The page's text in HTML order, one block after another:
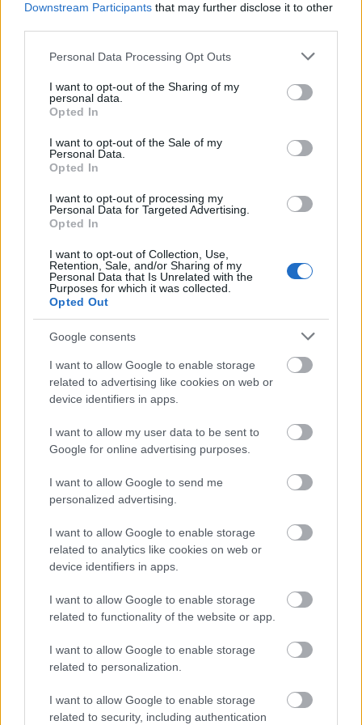
Downstream Participants that may further disclose it to other
Please note that this website/app uses one or more Google
not limited to your visit or usage behaviour. You may click to
grant or deny consent to Google and its third-party tags to
use your data for below specified purposes in below Google
consent section.
Personal Data Processing Opt Outs
I want to opt-out of the Sharing of my
personal data.
Opted In
I want to opt-out of the Sale of my
Personal Data.
Opted In
I want to opt-out of processing my
Personal Data for Targeted Advertising.
Opted In
I want to opt-out of Collection, Use,
Retention, Sale, and/or Sharing of my
Personal Data that Is Unrelated with the
Purposes for which it was collected.
Opted Out
Google consents
I want to allow Google to enable storage
related to advertising like cookies on web or
device identifiers in apps.
I want to allow my user data to be sent to
Google for online advertising purposes.
I want to allow Google to send me
personalized advertising.
I want to allow Google to enable storage
related to analytics like cookies on web or
device identifiers in apps.
I want to allow Google to enable storage
related to functionality of the website or app.
I want to allow Google to enable storage
related to personalization.
I want to allow Google to enable storage
related to security, including authentication
Új könyvek és dokumentumfilmekegész sora között
válogathatnak ezekben a hetekben aMichael Haneke
osztrák rendező életműve iránt érdeklődők a német
Elege lett a sógoroknak
2013. 02. 02.|Kultúrpart
miniszterheza bécsi Burgtheater igazgatója neves osztrák
művészekkel közösen- tudatta a színház pénteken, az MTI-
hez is eljuttatott közleményében.
Szerelem mindenek fölött
|
ASzerelem című, francia–osztrák–német együttműködésben
készült alkotást találta a múlt év legjobb filmjének az